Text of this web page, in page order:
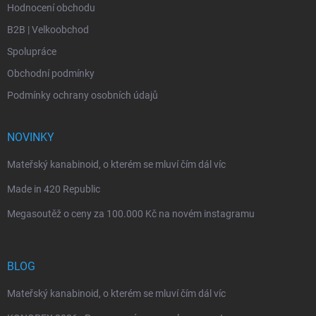
Hodnocení obchodu
B2B | Velkoobchod
Spolupráce
Obchodní podmínky
Podmínky ochrany osobních údajů
NOVINKY
Mateřský kanabinoid, o kterém se mluví čím dál víc
Made in 420 Republic
Megasoutěž o ceny za 100.000 Kč na novém instagramu
BLOG
Mateřský kanabinoid, o kterém se mluví čím dál víc